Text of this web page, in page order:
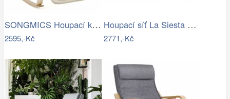
SONGMICS Houpací křeslo Ben béžové
2595,-Kč
Houpací síť La Siesta ORQUIDEA - IN
2771,-Kč